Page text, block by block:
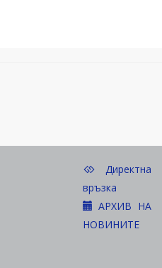
Директна
връзка
АРХИВ НА
НОВИНИТЕ